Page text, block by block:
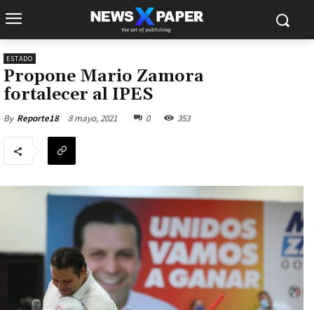
ESTADO
Propone Mario Zamora
fortalecer al IPES
By Reporte18 8 mayo, 2021 0 353